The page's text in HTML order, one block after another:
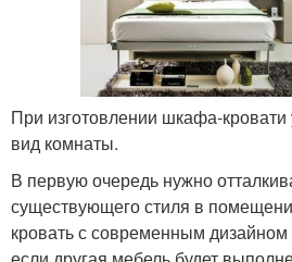
При изготовлении шкафа-
вид комнаты.
В первую очередь нужно
существующего стиля в
кровать с современным дизайном